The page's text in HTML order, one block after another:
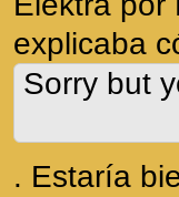
explicaba
Sorry but
. Estaría